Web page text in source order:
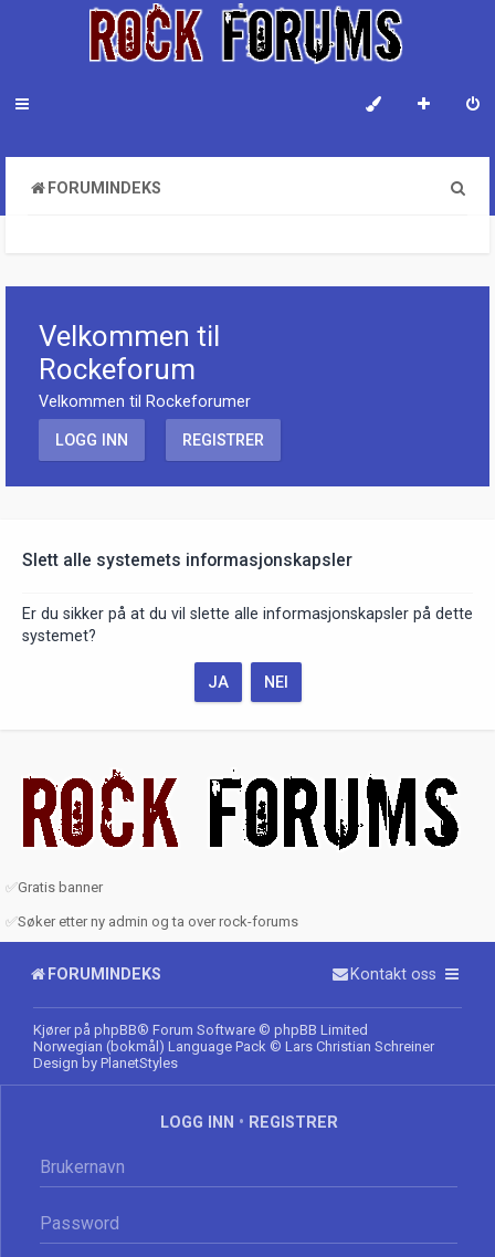
FORUMINDEKS
Velkommen til
Rockeforum
Velkommen til Rockeforumer
LOGG INN REGISTRER
Slett alle systemets informasjonskapsler
Er du sikker på at du vil slette alle informasjonskapsler på dette
systemet?
✅Gratis banner
✅Søker etter ny admin og ta over rock-forums
FORUMINDEKS Kontakt oss
Kjører på phpBB® Forum Software © phpBB Limited
Norwegian (bokmål) Language Pack © Lars Christian Schreiner
Design by PlanetStyles
LOGG INN • REGISTRER